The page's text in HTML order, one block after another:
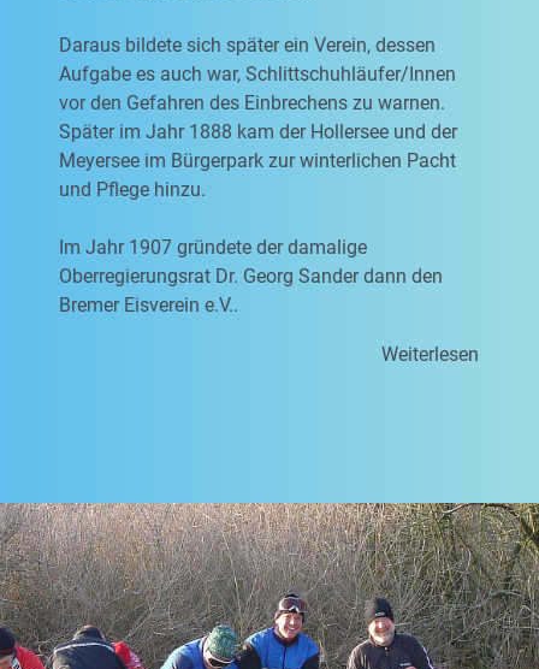
Daraus bildete sich später ein Verein, dessen
Aufgabe es auch war, Schlittschuhläufer/Innen
vor den Gefahren des Einbrechens zu warnen.
Später im Jahr 1888 kam der Hollersee und der
Meyersee im Bürgerpark zur winterlichen Pacht
und Pflege hinzu.
Im Jahr 1907 gründete der damalige
Oberregierungsrat Dr. Georg Sander dann den
Bremer Eisverein e.V..
Weiterlesen